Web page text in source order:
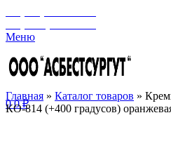
Меню
00₽
Главная » Каталог товаров »
КО-814 (+400 градусов)